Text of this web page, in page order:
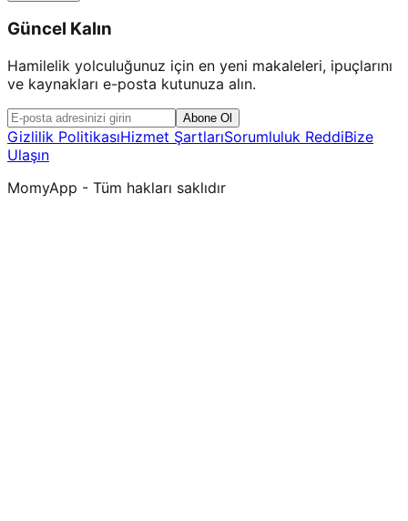
Güncel Kalın
Hamilelik yolculuğunuz için en yeni makaleleri, ipuçlarını
ve kaynakları e-posta kutunuza alın.
Abone Ol
Gizlilik PolitikasıHizmet ŞartlarıSorumluluk ReddiBize
Ulaşın
MomyApp - Tüm hakları saklıdır